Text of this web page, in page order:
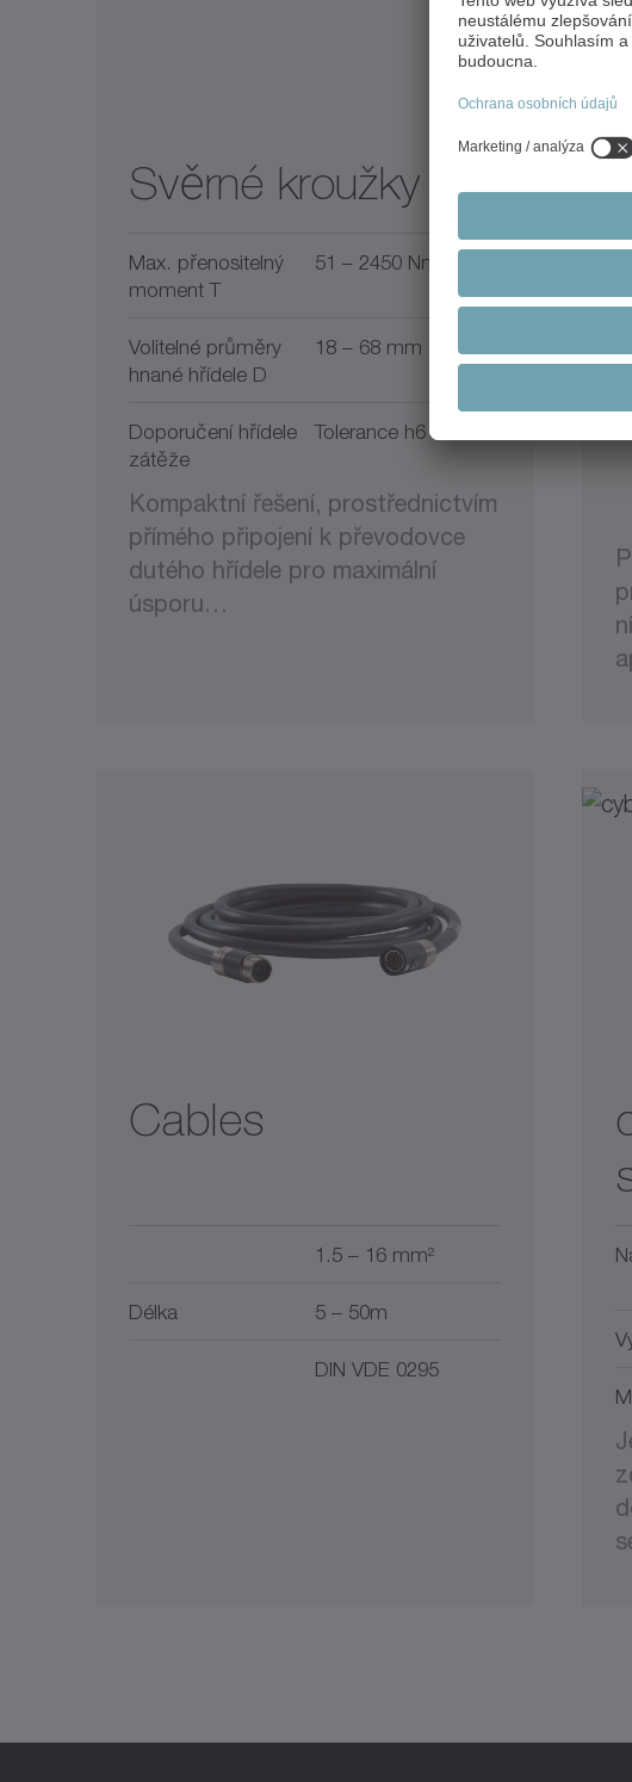
Svěrné kroužky
Max. přenositelný
moment T
51 – 2450 Nm
Volitelné průměry
hnané hřídele D
18 – 68 mm
Doporučení hřídele
zátěže
Tolerance h6
Kompaktní řešení, prostřednictvím
přímého připojení k převodovce
dutého hřídele pro maximální
úsporu…
Cables
1.5 – 16 mm²
Délka 5 – 50m
DIN VDE 0295